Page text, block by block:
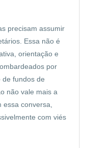
precisam assumir
Essa não é
orientação e
por
de fundos de
não vale mais a
conversa,
com viés